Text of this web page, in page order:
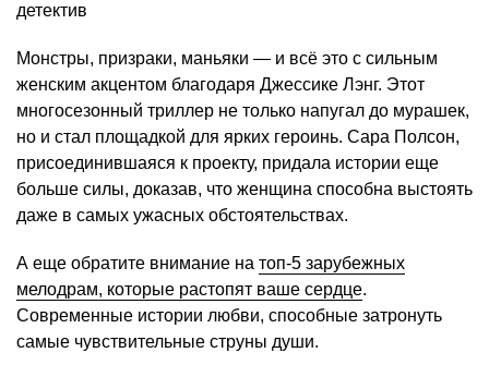
детектив
Монстры, призраки, маньяки — и всё это с сильным
женским акцентом благодаря Джессике Лэнг. Этот
многосезонный триллер не только напугал до мурашек,
но и стал площадкой для ярких героинь. Сара Полсон,
присоединившаяся к проекту, придала истории еще
больше силы, доказав, что женщина способна выстоять
даже в самых ужасных обстоятельствах.
А еще обратите внимание на топ-5 зарубежных
мелодрам, которые растопят ваше сердце.
Современные истории любви, способные затронуть
самые чувствительные струны души.